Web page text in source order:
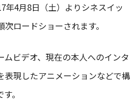
年4月8日（土）よりシネスイッ
ロードショーされます。
ムビデオ、現在の本人へのインタ
表現したアニメーションなどで構
。